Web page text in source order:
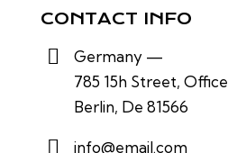
CONTACT INFO
Germany —
785 15h Street,
Berlin, De 81566
info@email.com